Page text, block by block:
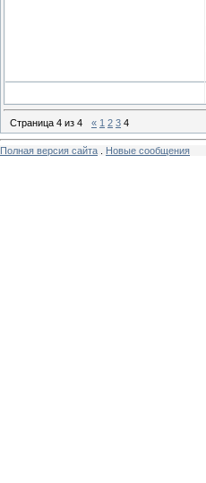
Страница 4 из 4 « 1 2 3 4
Полная версия сайта Новые сообщения